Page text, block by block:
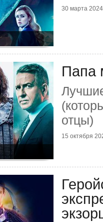
30 марта 2024
Папа
отцы)
15 октября